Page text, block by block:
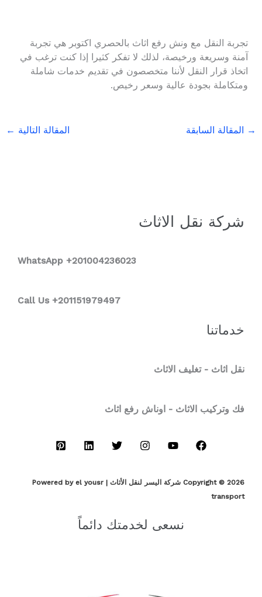
تجربة النقل مع ونش رفع اثاث بالحصري اكتوبر هي تجربة
آمنة وسريعة ورخيصة، لذلك لا تفكر كثيرا إذا كنت ترغب في
اتخاذ قرار النقل لأننا متخصصون في تقديم خدمات شاملة
ومتكاملة بجودة عالية وسعر رخيص.
→ المقالة السابقة المقالة التالية ←
شركة نقل الاثاث
WhatsApp +201004236023
Call Us +201151979497
خدماتنا
نقل اثاث - تغليف الاثاث
فك وتركيب الاثاث - اوناش رفع اثاث
Copyright © 2026 شركة اليسر لنقل الأثاث | Powered by el yousr
transport
نسعى لخدمتك دائماً